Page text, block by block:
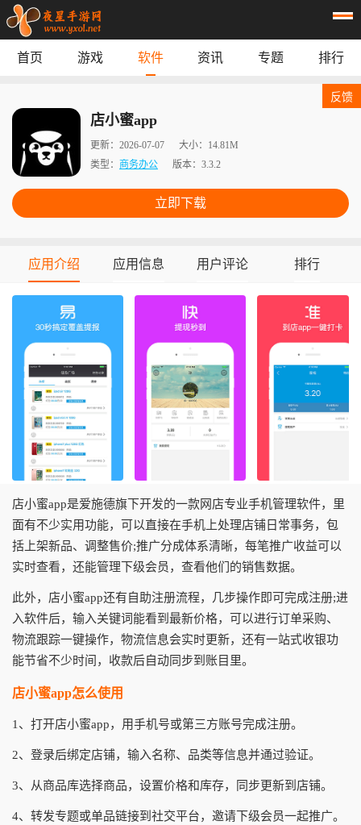
首页 游戏 软件 资讯 专题 排行
店小蜜app
更新： 2026-07-07 大小： 14.81M
类型： 商务办公 版本： 3.3.2
立即下载
反馈
应用介绍 应用信息 用户评论 排行
店小蜜app是爱施德旗下开发的一款网店专业手机管理软件，里
面有不少实用功能，可以直接在手机上处理店铺日常事务，包
括上架新品、调整售价;推广分成体系清晰，每笔推广收益可以
实时查看，还能管理下级会员，查看他们的销售数据。
此外，店小蜜app还有自助注册流程，几步操作即可完成注册;进
入软件后，输入关键词能看到最新价格，可以进行订单采购、
物流跟踪一键操作，物流信息会实时更新，还有一站式收银功
能节省不少时间，收款后自动同步到账目里。
店小蜜app怎么使用
1、打开店小蜜app，用手机号或第三方账号完成注册。
2、登录后绑定店铺，输入名称、品类等信息并通过验证。
3、从商品库选择商品，设置价格和库存，同步更新到店铺。
4、转发专题或单品链接到社交平台，邀请下级会员一起推广。